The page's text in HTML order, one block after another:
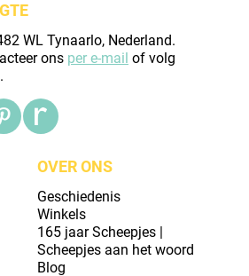
WL Tynaarlo, Nederland.
ons per e-mail of volg
OVER ONS
Geschiedenis
Winkels
165 jaar Scheepjes |
Scheepjes aan het woord
Blog